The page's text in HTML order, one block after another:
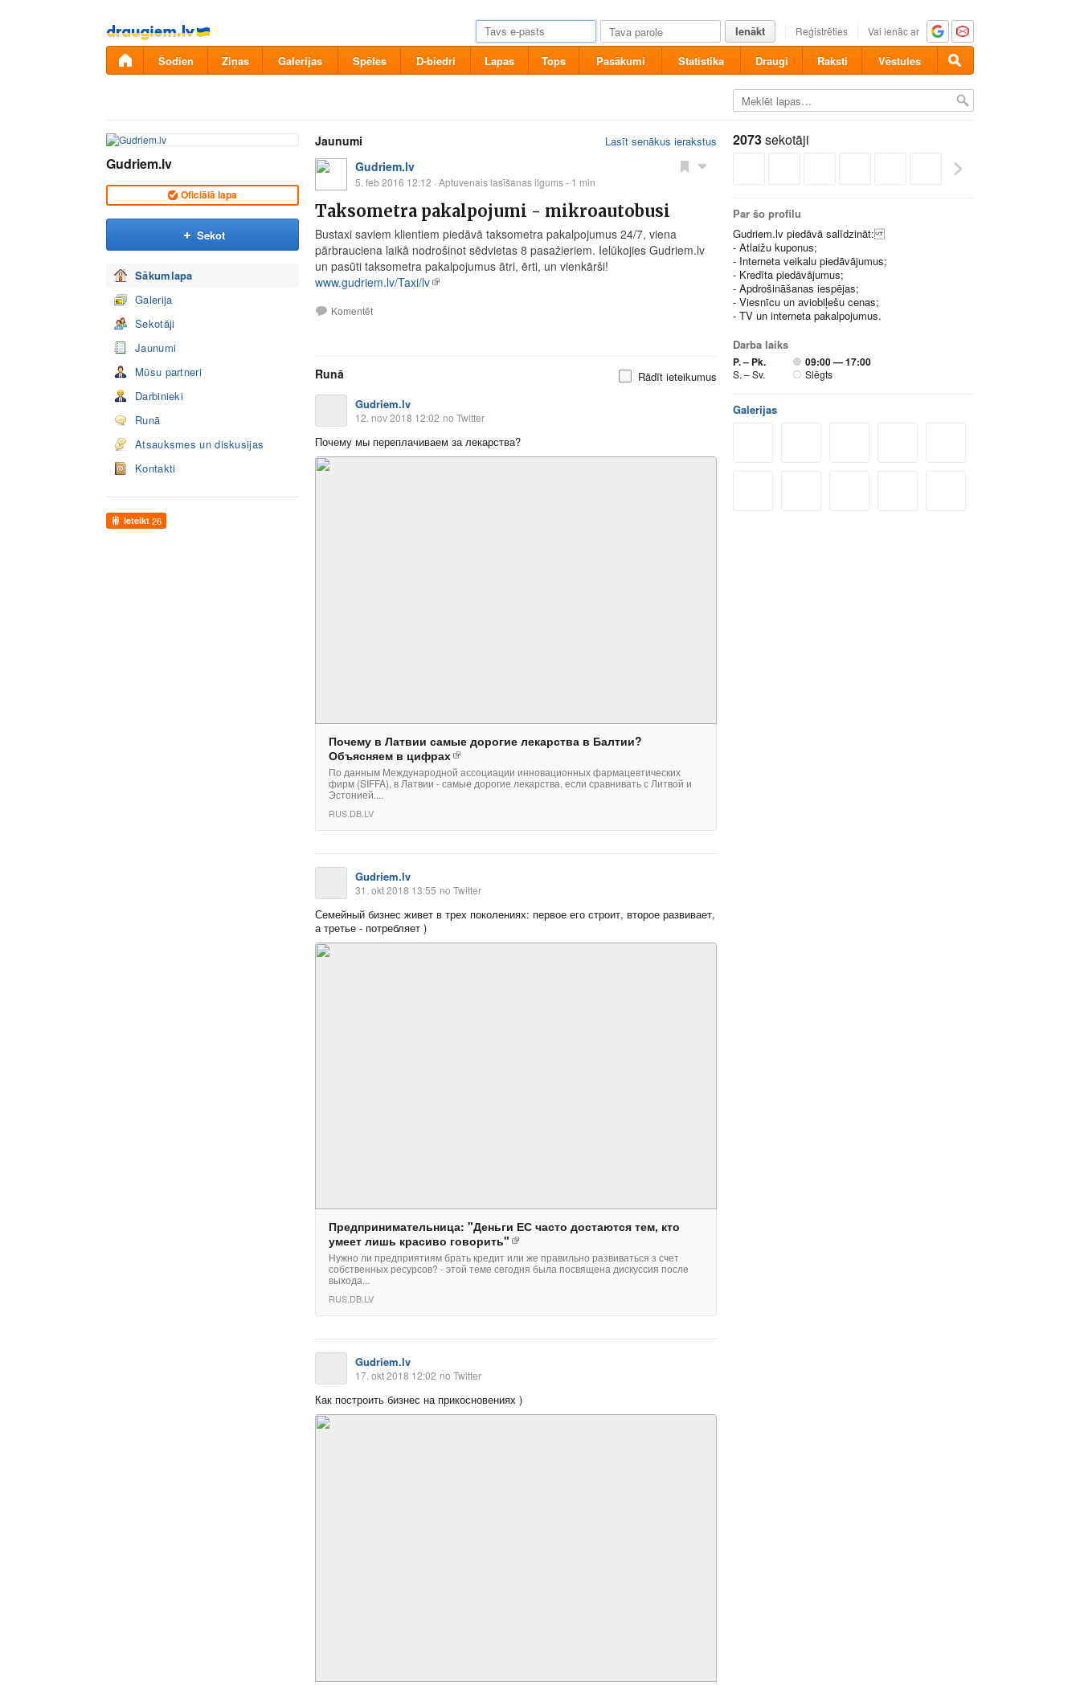
Pāriet
uz
saturu
Ienākt Reģistrēties Vai ienāc ar
Šodien Ziņas Galerijas Spēles D-biedri Lapas Tops Pasākumi Statistika Draugi Raksti Vēstules
Gudriem.lv
Oficiālā lapa
Sekot
Sākumlapa
Galerija
Sekotāji
Jaunumi
Mūsu partneri
Darbinieki
Runā
Atsauksmes un diskusijas
Kontakti
Ieteikt 26
Jaunumi Lasīt senākus ierakstus
Gudriem.lv
5. feb 2016 12:12 · Aptuvenais lasīšanas ilgums - 1 min
Taksometra pakalpojumi - mikroautobusi
Bustaxi saviem klientiem piedāvā taksometra pakalpojumus 24/7, viena
pārbrauciena laikā nodrošinot sēdvietas 8 pasažieriem. Ielūkojies Gudriem.lv
un pasūti taksometra pakalpojumus ātri, ērti, un vienkārši!
www.gudriem.lv/Taxi/lv
Komentēt
Runā
Rādīt ieteikumus
Gudriem.lv
12. nov 2018 12:02 no Twitter
Почему мы переплачиваем за лекарства?
Почему в Латвии самые дорогие лекарства в Балтии?
Объясняем в цифрах
По данным Международной ассоциации инновационных фармацевтических
фирм (SIFFA), в Латвии - самые дорогие лекарства, если сравнивать с Литвой и
Эстонией....
RUS.DB.LV
Gudriem.lv
31. okt 2018 13:55 no Twitter
Семейный бизнес живет в трех поколениях: первое его строит, второе развивает,
а третье - потребляет )
Предпринимательница: "Деньги ЕС часто достаются тем, кто
умеет лишь красиво говорить"
Нужно ли предприятиям брать кредит или же правильно развиваться з счет
собственных ресурсов? - этой теме сегодня была посвящена дискуссия после
выхода...
RUS.DB.LV
Gudriem.lv
17. okt 2018 12:02 no Twitter
Как построить бизнес на прикосновениях )
2073sekotāji
Par šo profilu
Gudriem.lv piedāvā salīdzināt:
- Atlaižu kuponus;
- Interneta veikalu piedāvājumus;
- Kredīta piedāvājumus;
- Apdrošināšanas iespējas;
- Viesnīcu un aviobiļešu cenas;
- TV un interneta pakalpojumus.
Darba laiks
P. – Pk. 09:00 — 17:00
S. – Sv. Slēgts
Galerijas